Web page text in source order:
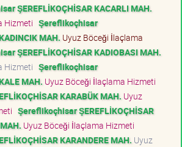
ŞEREFLİKOÇHİSAR KACARLI MAH.
Hizmeti Şereflikoçhisar
MAH. Uyuz Böceği İlaçlama
ŞEREFLİKOÇHİSAR KADIOBASI MAH.
Hizmeti Şereflikoçhisar
MAH. Uyuz Böceği İlaçlama Hizmeti
KARABÜK MAH. Uyuz
Şereflikoçhisar ŞEREFLİKOÇHİSAR
Uyuz Böceği İlaçlama Hizmeti
KARANDERE MAH. Uyuz